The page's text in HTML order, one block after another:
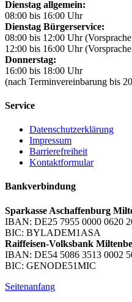
Dienstag allgemein:
08:00 bis 16:00 Uhr
Dienstag Bürgerservice:
08:00 bis 12:00 Uhr
12:00 bis 16:00 Uhr
Donnerstag:
16:00 bis 18:00 Uhr
(nach Terminvereinbarung bis
Service
Datenschutzerklärung
Impressum
Barrierefreiheit
Kontaktformular
Bankverbindung
Sparkasse Aschaffenburg
IBAN: DE25 7955 0000 0620
BIC: BYLADEM1ASA
Raiffeisen-Volksbank
IBAN: DE54 5086 3513 0002
BIC: GENODE51MIC
Seitenanfang